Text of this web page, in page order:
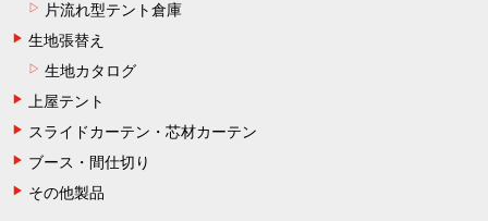
片流れ型テント倉庫
生地張替え
生地カタログ
上屋テント
スライドカーテン・芯材カーテン
ブース・間仕切り
その他製品